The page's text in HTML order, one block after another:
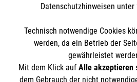
E-Mail
Datenschutzhinweisen
Technisch notwendige Cookies
werden, da ein Betrieb der
gewährleistet
Mit dem Klick auf Alle akzeptieren
dem Gebrauch der nicht